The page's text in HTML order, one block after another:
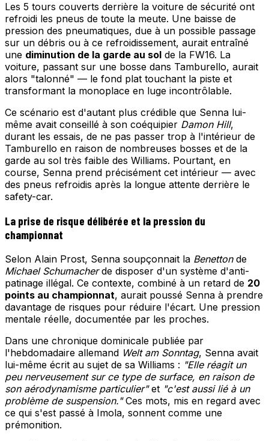
Les 5 tours couverts derrière la voiture de sécurité ont
refroidi les pneus de toute la meute. Une baisse de
pression des pneumatiques, due à un possible passage
sur un débris ou à ce refroidissement, aurait entraîné
une diminution de la garde au sol de la FW16. La
voiture, passant sur une bosse dans Tamburello, aurait
alors "talonné" — le fond plat touchant la piste et
transformant la monoplace en luge incontrôlable.
Ce scénario est d'autant plus crédible que Senna lui-
même avait conseillé à son coéquipier Damon Hill,
durant les essais, de ne pas passer trop à l'intérieur de
Tamburello en raison de nombreuses bosses et de la
garde au sol très faible des Williams. Pourtant, en
course, Senna prend précisément cet intérieur — avec
des pneus refroidis après la longue attente derrière le
safety-car.
La prise de risque délibérée et la pression du
championnat
Selon Alain Prost, Senna soupçonnait la Benettonde
Michael Schumacherde disposer d'un système d'anti-
patinage illégal. Ce contexte, combiné à un retard de 20
points au championnat, aurait poussé Senna à prendre
davantage de risques pour réduire l'écart. Une pression
mentale réelle, documentée par les proches.
Dans une chronique dominicale publiée par
l'hebdomadaire allemand Welt am Sonntag, Senna avait
lui-même écrit au sujet de sa Williams : "Elle réagit un
peu nerveusement sur ce type de surface, en raison de
son aérodynamisme particulier"et "c'est aussi lié à un
problème de suspension."Ces mots, mis en regard avec
ce qui s'est passé à Imola, sonnent comme une
prémonition.